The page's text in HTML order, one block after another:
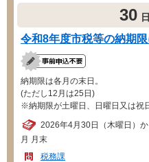
30 日
令和8年度市税等の納期
納期限は各月の末日。
(ただし12月は25日)
※納期限が土曜日、日曜日又は祝
2026年4月30日（木曜日）
月 月末
税務課